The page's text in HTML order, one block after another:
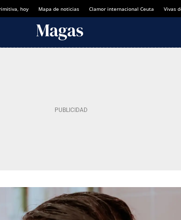
hoy Mapa de noticias Clamor internacional Ceuta Vivas